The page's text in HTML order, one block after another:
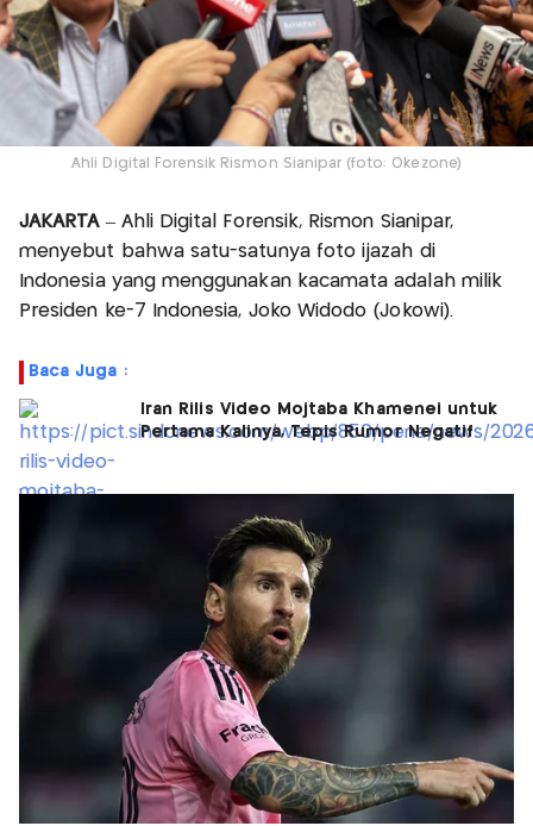
Ahli Digital Forensik Rismon Sianipar (foto: Okezone)
JAKARTA– Ahli Digital Forensik, Rismon Sianipar,
menyebut bahwa satu-satunya foto ijazah di
Indonesia yang menggunakan kacamata adalah milik
Presiden ke-7 Indonesia, Joko Widodo (Jokowi).
Baca Juga :
Iran Rilis Video Mojtaba Khamenei untuk
Pertama Kalinya, Tepis Rumor Negatif